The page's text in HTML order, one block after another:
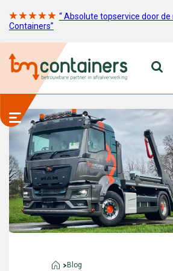
“ Absolute topservice door
Containers”
Blog